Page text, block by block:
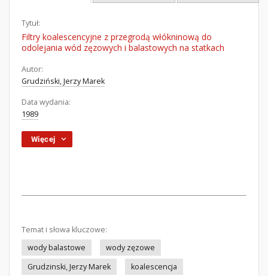
Tytuł:
Filtry koalescencyjne z przegrodą włókninową do
odolejania wód zęzowych i balastowych na statkach
Autor:
Grudziński, Jerzy Marek
Data wydania:
1989
Więcej
Temat i słowa kluczowe:
wody balastowe
wody zęzowe
Grudzinski, Jerzy Marek
koalescencja